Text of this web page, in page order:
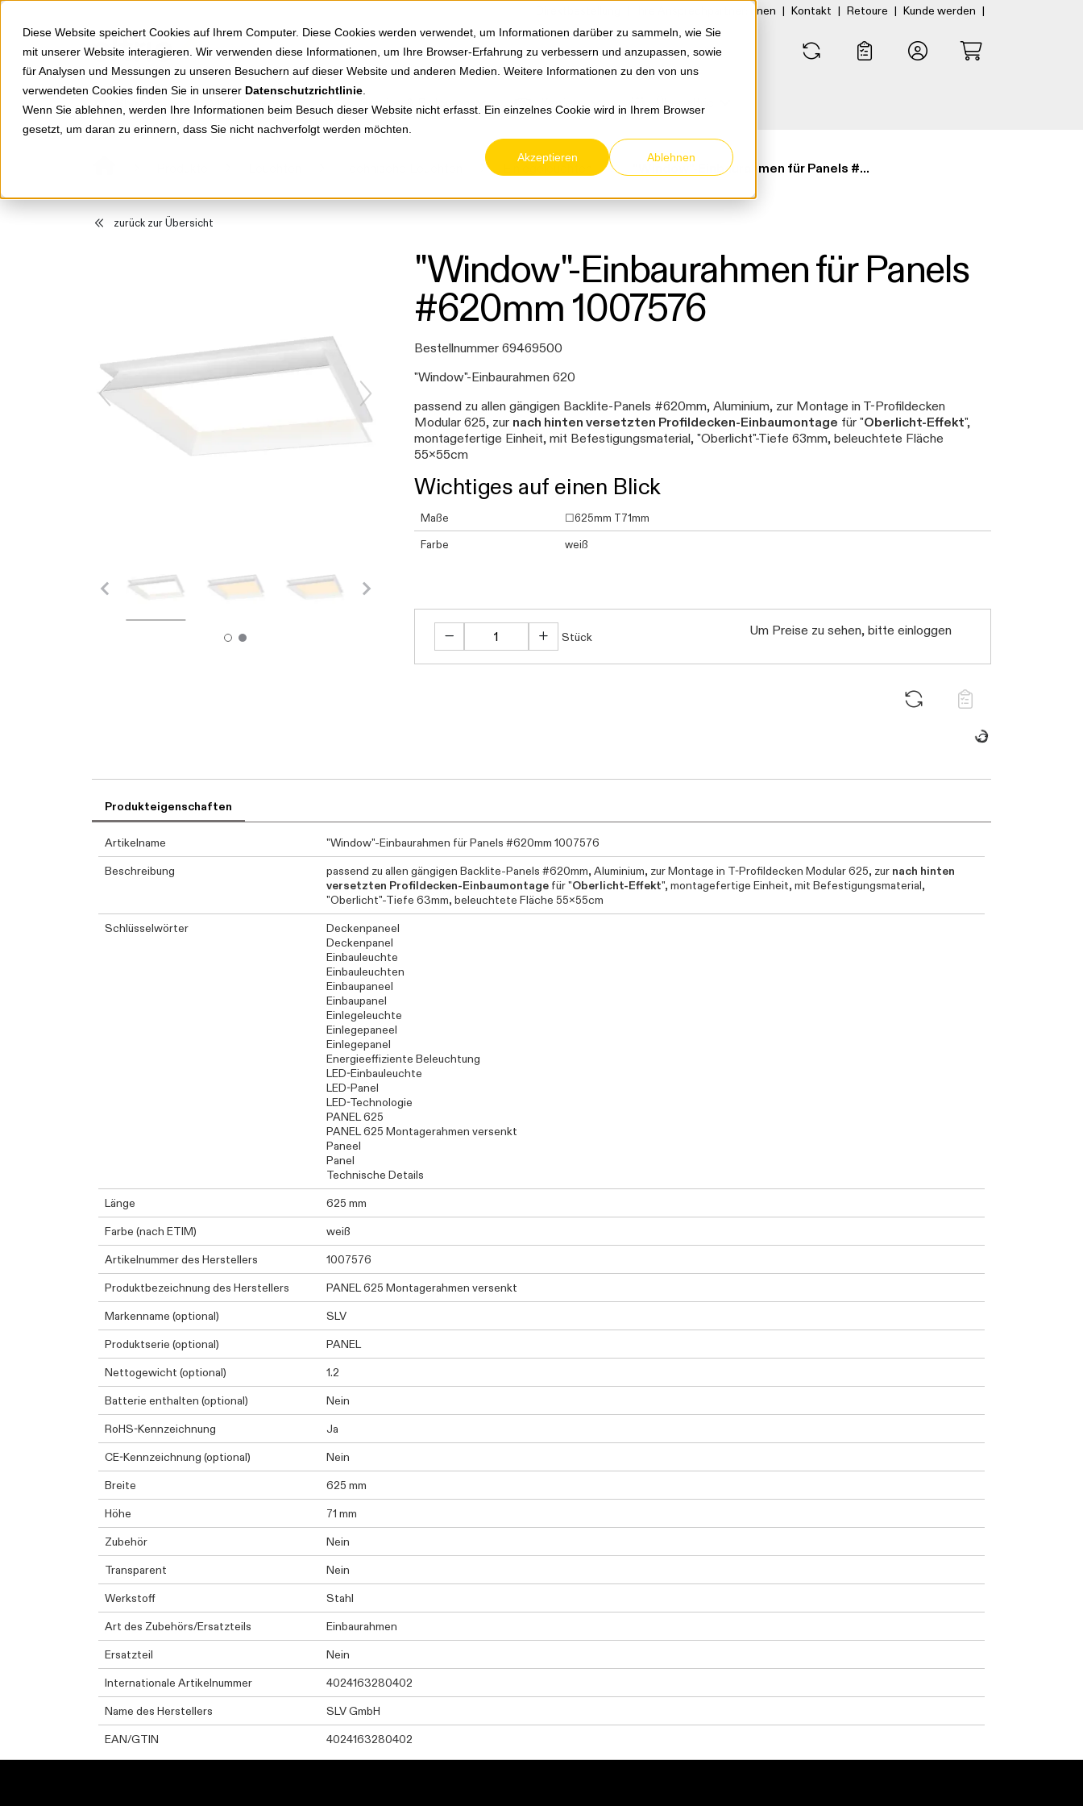
Diese Website speichert Cookies auf Ihrem Computer. Diese Cookies werden verwendet, um Informationen darüber zu sammeln, wie Sie
mit unserer Website interagieren. Wir verwenden diese Informationen, um Ihre Browser-Erfahrung zu verbessern und anzupassen, sowie
für Analysen und Messungen zu unseren Besuchern auf dieser Website und anderen Medien. Weitere Informationen zu den von uns
verwendeten Cookies finden Sie in unserer Datenschutzrichtlinie
Wenn Sie ablehnen, werden Ihre Informationen beim Besuch dieser Website nicht erfasst. Ein einzelnes Cookie wird in Ihrem Browser
gesetzt, um daran zu erinnern, dass Sie nicht nachverfolgt werden möchten.
Akzeptieren Ablehnen
Springe zu Hauptinhalt Ihre Ansprechpartner:innen | Kontakt | Retoure | Kunde werden |
Markenwelten Service & Retouren Karriere Über eltric
Einlegeleuchten "Window"-Einbaurahmen für Panels #620mm 1007576
zurück zur Übersicht
"Window"-Einbaurahmen für Panels
#620mm 1007576
Bestellnummer 69469500
"Window"-Einbaurahmen 620
passend zu allen gängigen Backlite-Panels #620mm, Aluminium, zur Montage in T-Profildecken
Modular 625, zur nach hinten versetzten Profildecken-Einbaumontage für "Oberlicht-Effekt",
montagefertige Einheit, mit Befestigungsmaterial, "Oberlicht"-Tiefe 63mm, beleuchtete Fläche
55x55cm
Wichtiges auf einen Blick
Maße ☐625mm T71mm
Farbe weiß
Stück Um Preise zu sehen, bitte einloggen
Daten werden geladen. Bitte warten...
Produkteigenschaften
Artikelname
"Window"-Einbaurahmen für Panels #620mm 1007576
Beschreibung
passend zu allen gängigen Backlite-Panels #620mm, Aluminium, zur Montage in T-Profildecken Modular 625, zur nach hinten
versetzten Profildecken-Einbaumontage für "Oberlicht-Effekt", montagefertige Einheit, mit Befestigungsmaterial,
"Oberlicht"-Tiefe 63mm, beleuchtete Fläche 55x55cm
Schlüsselwörter
Deckenpaneel
Deckenpanel
Einbauleuchte
Einbauleuchten
Einbaupaneel
Einbaupanel
Einlegeleuchte
Einlegepaneel
Einlegepanel
Energieeffiziente Beleuchtung
LED-Einbauleuchte
LED-Panel
LED-Technologie
PANEL 625
PANEL 625 Montagerahmen versenkt
Paneel
Panel
Technische Details
Länge
625 mm
Farbe (nach ETIM)
weiß
Artikelnummer des Herstellers
1007576
Produktbezeichnung des Herstellers
PANEL 625 Montagerahmen versenkt
Markenname (optional)
SLV
Produktserie (optional)
PANEL
Nettogewicht (optional)
1.2
Batterie enthalten (optional)
Nein
RoHS-Kennzeichnung
Ja
CE-Kennzeichnung (optional)
Nein
Breite
625 mm
Höhe
71 mm
Zubehör
Nein
Transparent
Nein
Werkstoff
Stahl
Art des Zubehörs/Ersatzteils
Einbaurahmen
Ersatzteil
Nein
Internationale Artikelnummer
4024163280402
Name des Herstellers
SLV GmbH
EAN/GTIN
4024163280402